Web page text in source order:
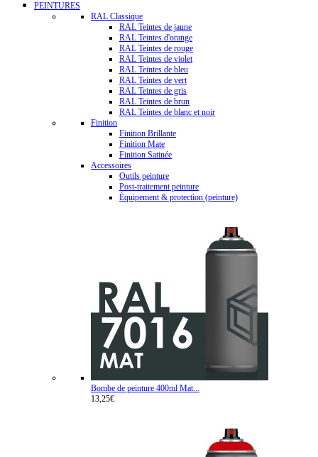
PEINTURES
RAL Classique
RAL Teintes de jaune
RAL Teintes d'orange
RAL Teintes de rouge
RAL Teintes de violet
RAL Teintes de bleu
RAL Teintes de vert
RAL Teintes de gris
RAL Teintes de brun
RAL Teintes de blanc et noir
Finition
Finition Brillante
Finition Mate
Finition Satinée
Accessoires
Outils peinture
Post-traitement peinture
Équipement & protection (peinture)
Bombe de peinture 400ml Mat...
13,25€